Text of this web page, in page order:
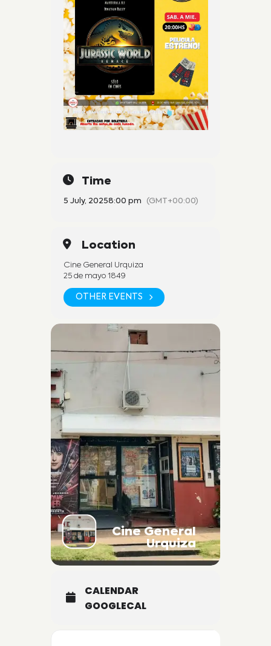
Time
5 July, 20258:00 pm (GMT+00:00)
Location
Cine General Urquiza
25 de mayo 1849
OTHER EVENTS
Cine General
Urquiza
CALENDAR
GOOGLECAL